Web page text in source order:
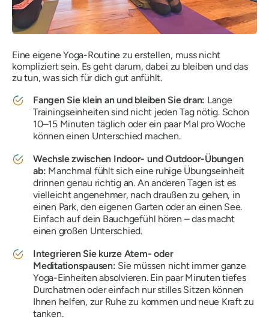
Eine eigene Yoga-Routine zu erstellen, muss nicht
kompliziert sein. Es geht darum, dabei zu bleiben und das
zu tun, was sich für dich gut anfühlt.
Fangen Sie klein an und bleiben Sie dran: Lange
Trainingseinheiten sind nicht jeden Tag nötig. Schon
10–15 Minuten täglich oder ein paar Mal pro Woche
können einen Unterschied machen.
Wechsle zwischen Indoor- und Outdoor-Übungen
ab: Manchmal fühlt sich eine ruhige Übungseinheit
drinnen genau richtig an. An anderen Tagen ist es
vielleicht angenehmer, nach draußen zu gehen, in
einen Park, den eigenen Garten oder an einen See.
Einfach auf dein Bauchgefühl hören – das macht
einen großen Unterschied.
Integrieren Sie kurze Atem- oder
Meditationspausen: Sie müssen nicht immer ganze
Yoga-Einheiten absolvieren. Ein paar Minuten tiefes
Durchatmen oder einfach nur stilles Sitzen können
Ihnen helfen, zur Ruhe zu kommen und neue Kraft zu
tanken.